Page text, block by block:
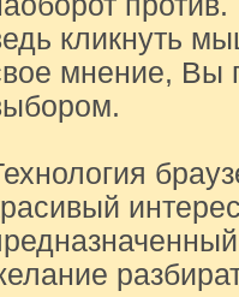
кликнуть
мнение, Вы